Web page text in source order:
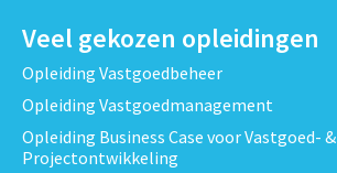
Veel gekozen opleidingen
Opleiding Vastgoedbeheer
Opleiding Vastgoedmanagement
Opleiding Business Case voor Vastgoed- &
Projectontwikkeling